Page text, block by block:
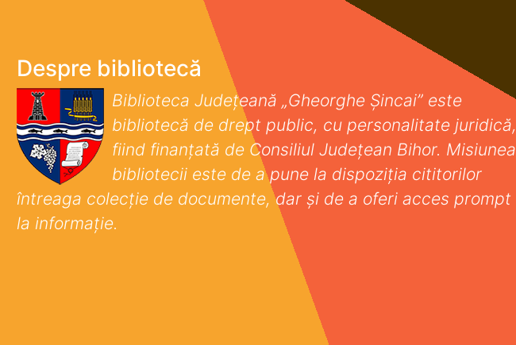
Despre bibliotecă
Biblioteca Județeană „Gheorghe Șincai” este
bibliotecă de drept public, cu personalitate juridică,
fiind finanţată de Consiliul Judeţean Bihor. Misiunea
bibliotecii este de a pune la dispoziţia cititorilor
întreaga colecţie de documente, dar şi de a oferi acces prompt
la informaţie.